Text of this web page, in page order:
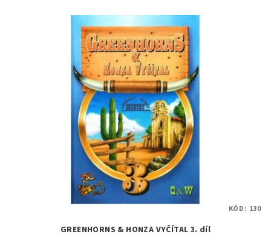
GREENHORNS & HONZA VYČÍTAL 3. díl
KÓD: 130